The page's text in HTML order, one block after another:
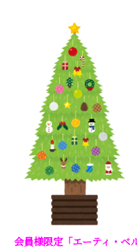
会員様限定「エーティ・